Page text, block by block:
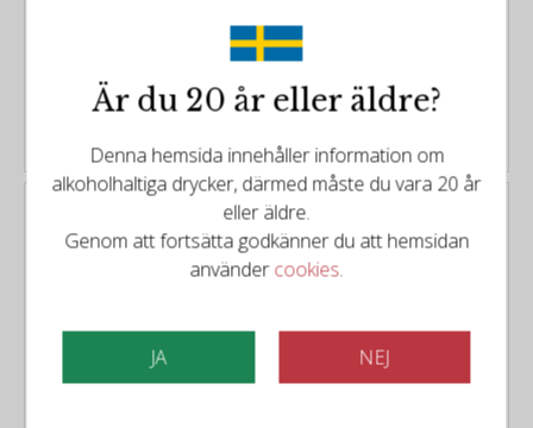
Paul Cluver Wines in Elgin
Paul Cluver Sauvignon
2021
Är du 20 år eller äldre?
Denna hemsida innehåller information om
alkoholhaltiga drycker, därmed måste du vara 20 år
eller äldre.
Genom att fortsätta godkänner du att hemsidan
användercookies.
JA NEJ